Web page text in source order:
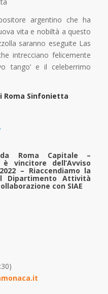
argentino che ha
vita e nobiltà a questo
saranno eseguite Las
intrecciano felicemente
tango’ e il celeberrimo
Roma Sinfonietta
Roma Capitale –
vincitore dell’Avviso
– Riaccendiamo la
Dipartimento Attività
con SIAE